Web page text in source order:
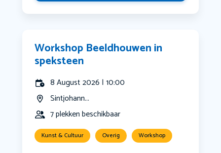
Workshop Beeldhouwen in
speksteen
8 August 2026 | 10:00
Sintjohann...
7 plekken beschikbaar
Kunst & Cultuur Overig Workshop